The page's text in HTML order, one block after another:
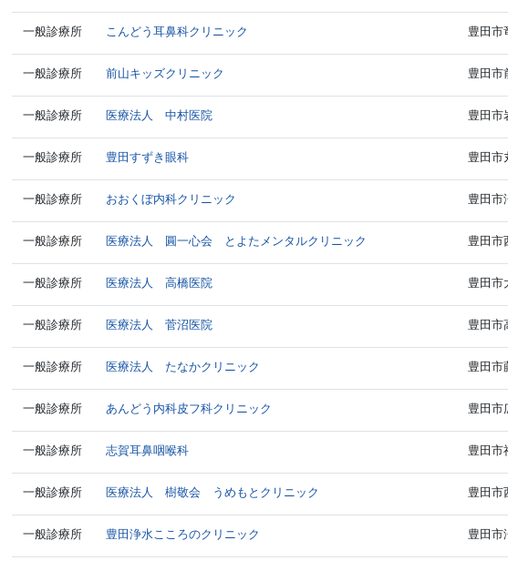
一般診療所 こんどう耳鼻科クリニック 豊田市
一般診療所 前山キッズクリニック 豊田市
一般診療所 医療法人 中村医院 豊田市
一般診療所 豊田すずき眼科 豊田市
一般診療所 おおくぼ内科クリニック 豊田市
一般診療所 医療法人 圓一心会 とよたメンタルクリニック 豊田市
一般診療所 医療法人 高橋医院 豊田市
一般診療所 医療法人 菅沼医院 豊田市
一般診療所 医療法人 たなかクリニック 豊田市
一般診療所 あんどう内科皮フ科クリニック 豊田市
一般診療所 志賀耳鼻咽喉科 豊田市
一般診療所 医療法人 樹敬会 うめもとクリニック 豊田市
一般診療所 豊田浄水こころのクリニック 豊田市